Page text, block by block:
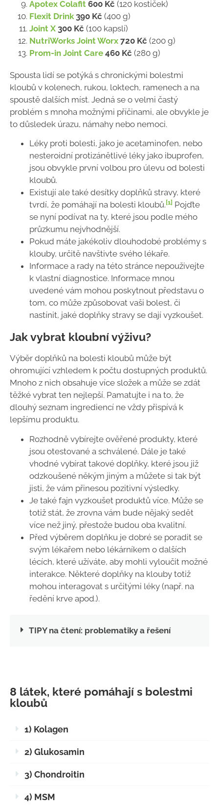
Apotex Colafit 600 Kč (120 kostiček)
Flexit Drink 390 Kč (400 g)
Joint X 300 Kč (100 kapslí)
NutriWorks Joint Worx 720 Kč (200 g)
Prom-in Joint Care 460 Kč (280 g)
Spousta lidí se potýká s chronickými bolestmi
kloubů v kolenech, rukou, loktech, ramenech a na
spoustě dalších míst. Jedná se o velmi častý
problém s mnoha možnými příčinami, ale obvykle je
to důsledek úrazu, námahy nebo nemoci.
Léky proti bolesti, jako je acetaminofen, nebo
nesteroidní protizánětlivé léky jako ibuprofen,
jsou obvykle první volbou pro úlevu od bolesti
kloubů.
Existují ale také desítky doplňků stravy, které
tvrdí, že pomáhají na bolesti kloubů. [1] Pojďte
se nyní podívat na ty, které jsou podle mého
průzkumu nejvhodnější.
Pokud máte jakékoliv dlouhodobé problémy s
klouby, určitě navštivte svého lékaře.
Informace a rady na této stránce nepouživejte
k vlastní diagnostice. Informace mnou
uvedené vám mohou poskytnout představu o
tom, co může způsobovat vaši bolest, či
nastínit, jaké doplňky stravy se dají vyzkoušet.
Jak vybrat kloubní výživu?
Výběr doplňků na bolesti kloubů může být
ohromující vzhledem k počtu dostupných produktů.
Mnoho z nich obsahuje více složek a může se zdát
těžké vybrat ten nejlepší. Pamatujte i na to, že
dlouhý seznam ingrediencí ne vždy přispívá k
lepšímu produktu.
Rozhodně vybírejte ověřené produkty, které
jsou otestované a schválené. Dále je také
vhodné vybírat takové doplňky, které jsou již
odzkoušené někým jiným a můžete si tak být
jisti, že vám přinesou pozitivní výsledky.
Je také fajn vyzkoušet produktů více. Může se
totiž stát, že zrovna vám bude nějaký sedět
více než jiný, přestože budou oba kvalitní.
Před výběrem doplňku je dobré se poradit se
svým lékařem nebo lékárníkem o dalších
lécích, které užíváte, aby mohli vyloučit možné
interakce. Některé doplňky na klouby totiž
mohou interagovat s určitými léky (např. na
ředění krve apod.).
TIPY na čtení: problematiky a řešení
8 látek, které pomáhají s bolestmi
kloubů
1) Kolagen
2) Glukosamin
3) Chondroitin
4) MSM